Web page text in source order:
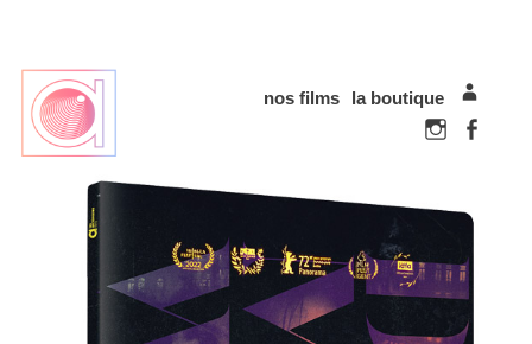
nos films la boutique
mon
Instagram